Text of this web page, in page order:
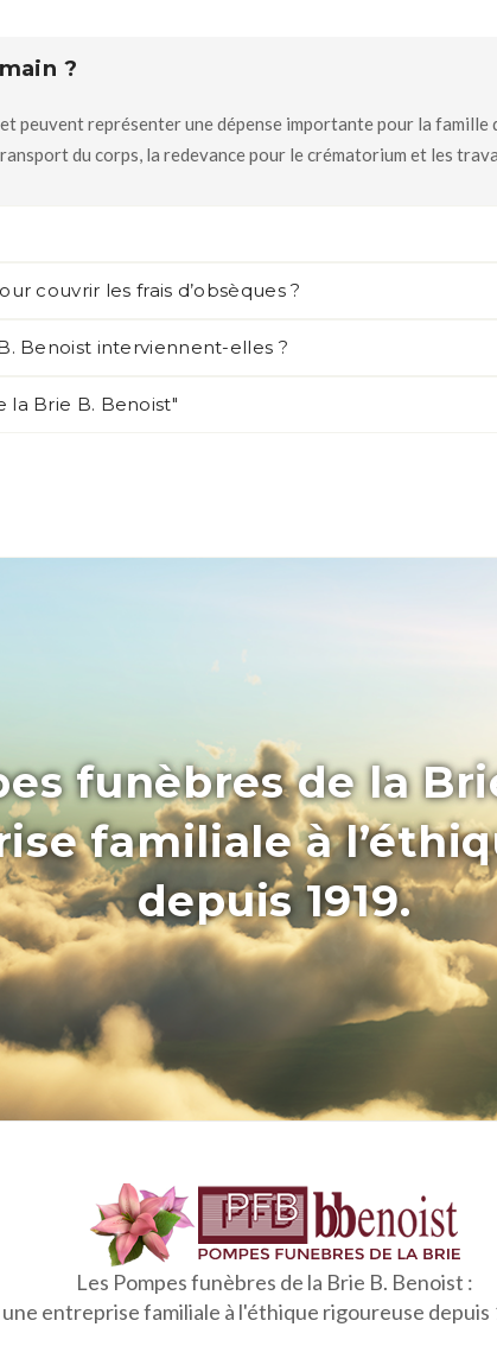
?
peuvent représenter une dépense importante pour la
du corps, la redevance pour le crématorium et les
couvrir les frais d’obsèques ?
Benoist interviennent-elles ?
la Brie B. Benoist"
funèbres de la
familiale à
depuis 1919.
Les Pompes funèbres de la Brie B. Benoist :
une entreprise familiale à l'éthique rigoureuse depuis